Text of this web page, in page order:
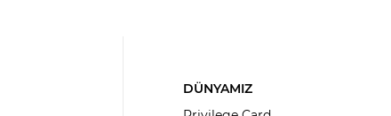
DÜNYAMIZ